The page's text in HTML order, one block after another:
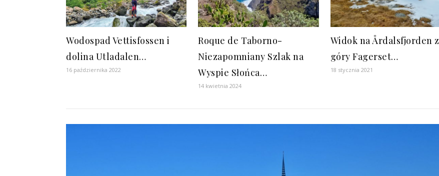
Wodospad Vettisfossen i
dolina Utladalen…
16 października 2022
Roque de Taborno-
Niezapomniany Szlak na
Wyspie Słońca…
14 kwietnia 2024
Widok na Årdalsfjorden z
góry Fagerset…
18 stycznia 2021